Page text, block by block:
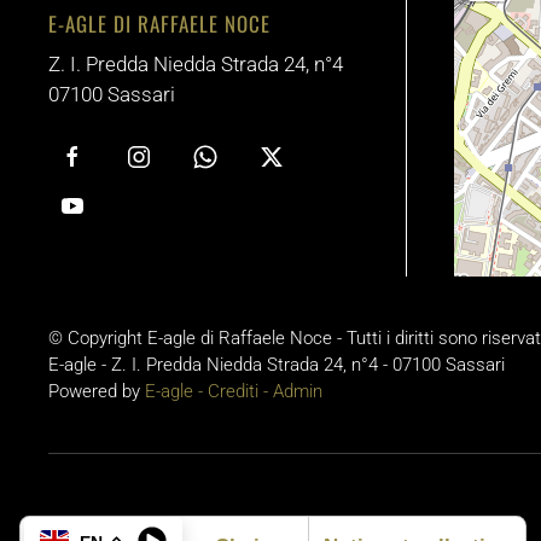
E-AGLE DI RAFFAELE NOCE
Z. I. Predda Niedda Strada 24, n°4
07100 Sassari
© Copyright E-agle di Raffaele Noce - Tutti i diritti sono
E-agle - Z. I. Predda Niedda Strada 24, n°4 - 07100 Sassari
Powered by E-agle - Crediti - Admin